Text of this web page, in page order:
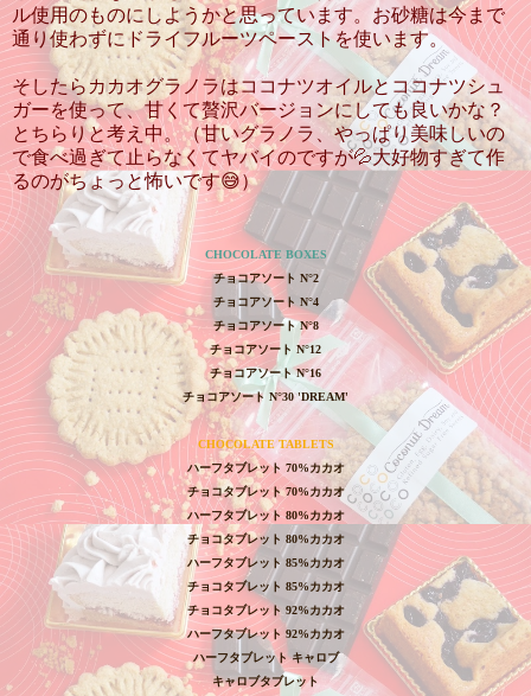
ル使用のものにしようかと思っています。お砂糖は今まで
通り使わずにドライフルーツペーストを使います。
そしたらカカオグラノラはココナツオイルとココナツシュ
ガーを使って、甘くて贅沢バージョンにしても良いかな？
とちらりと考え中。（甘いグラノラ、やっぱり美味しいの
で食べ過ぎて止らなくてヤバイのですが💦大好物すぎて作
るのがちょっと怖いです😅）
CHOCOLATE BOXES
チョコアソート N°2
チョコアソート N°4
チョコアソートN°8
チョコアソート N°12
チョコアソートN°16
チョコアソート N°30 'DREAM'
CHOCOLATE TABLETS
ハーフタブレット 70%カカオ
チョコタブレット70%カカオ
ハーフタブレット 80%カカオ
チョコタブレット 80%カカオ
ハーフタブレット 85%カカオ
チョコタブレット 85%カカオ
チョコタブレット 92%カカオ
ハーフタブレット 92%カカオ
ハーフタブレット キャロブ
キャロブタブレット